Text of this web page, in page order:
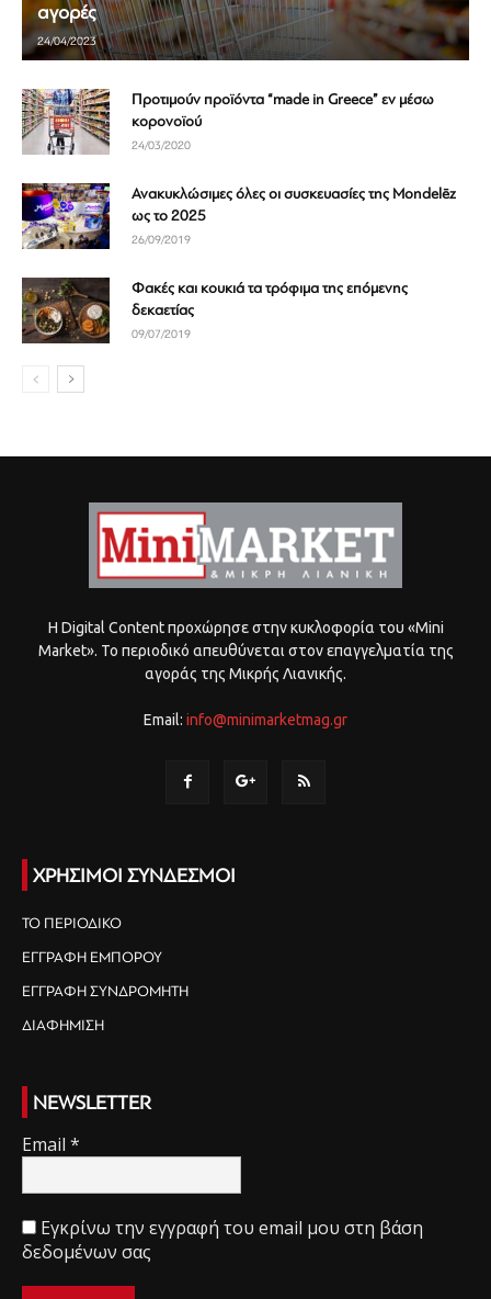
αγορές
24/04/2023
Προτιμούν προϊόντα “made in Greece” εν μέσω
κορονοϊού
24/03/2020
Ανακυκλώσιμες όλες οι συσκευασίες της Mondelēz
ως το 2025
26/09/2019
Φακές και κουκιά τα τρόφιμα της επόμενης
δεκαετίας
09/07/2019
Η Digital Content προχώρησε στην κυκλοφορία του «Mini
Market». Το περιοδικό απευθύνεται στον επαγγελματία της
αγοράς της Μικρής Λιανικής.
Email: info@minimarketmag.gr
ΧΡΗΣΙΜΟΙ ΣΥΝΔΕΣΜΟΙ
ΤΟ ΠΕΡΙΟΔΙΚΟ
ΕΓΓΡΑΦΗ ΕΜΠΟΡΟΥ
ΕΓΓΡΑΦΗ ΣΥΝΔΡΟΜΗΤΗ
ΔΙΑΦΗΜΙΣΗ
NEWSLETTER
Email *
Εγκρίνω την εγγραφή του email μου στη βάση
δεδομένων σας